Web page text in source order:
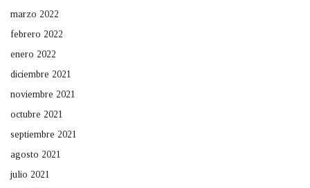
marzo 2022
febrero 2022
enero 2022
diciembre 2021
noviembre 2021
octubre 2021
septiembre 2021
agosto 2021
julio 2021